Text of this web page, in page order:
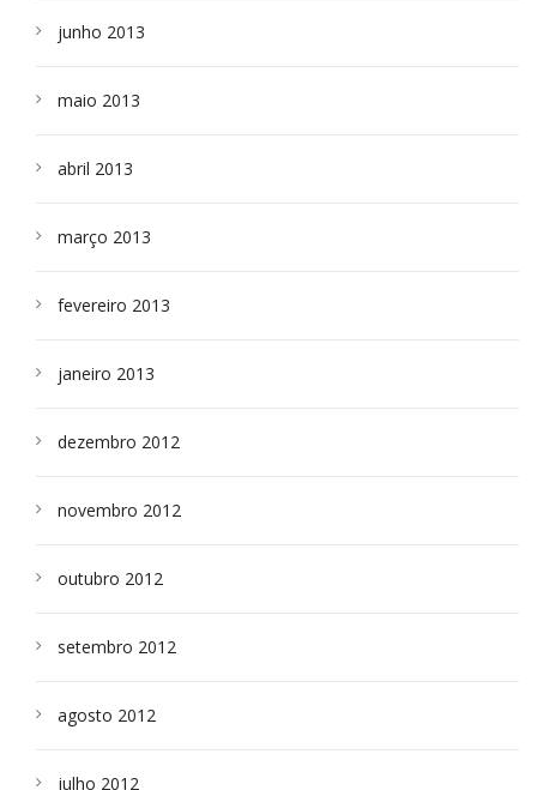
junho 2013
maio 2013
abril 2013
março 2013
fevereiro 2013
janeiro 2013
dezembro 2012
novembro 2012
outubro 2012
setembro 2012
agosto 2012
julho 2012